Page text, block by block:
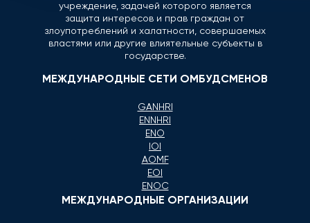
учреждение, задачей которого является
защита интересов и прав граждан от
злоупотреблений и халатности, совершаемых
властями или другие влиятельные субъекты в
государстве.
МЕЖДУНАРОДНЫЕ СЕТИ ОМБУДСМЕНОВ
GANHRI
ENNHRI
ENO
IOI
AOMF
EOI
ENOC
МЕЖДУНАРОДНЫЕ ОРГАНИЗАЦИИ